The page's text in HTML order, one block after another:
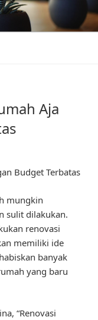
Aja
Budget Terbatas
mungkin
sulit dilakukan.
renovasi
memiliki ide
banyak
yang baru
“Renovasi